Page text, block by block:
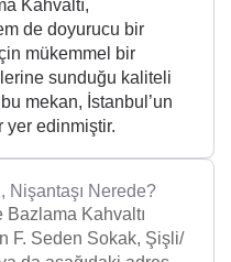
Kahvaltı,
de doyurucu bir
mükemmel bir
sunduğu kaliteli
mekan, İstanbul’un
yer edinmiştir.
Nişantaşı Nerede?
Bazlama Kahvaltı
F. Seden Sokak, Şişli/